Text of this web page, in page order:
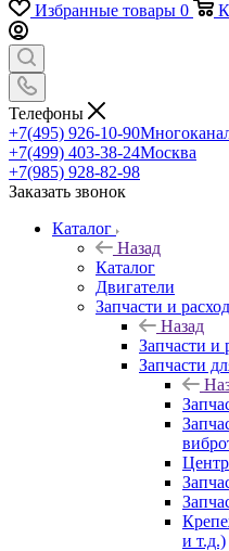
Избранные товары 0
Телефоны
+7(495) 926-10-90
+7(499) 403-38-24Москва
+7(985) 928-82-98
Заказать звонок
Каталог
Назад
Каталог
Двигатели
Запчасти и
Назад
Запчасти и
Запчасти
и т.д.)